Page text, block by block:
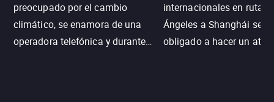
preocupado por el cambio
climático, se enamora de una
operadora telefónica y durante
internacionales en ruta
Ángeles a Shanghái se ve
obligado a hacer un